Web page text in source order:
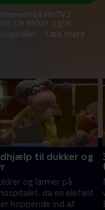
De elsker også
Læs mere
på Mit TV 2.
til dukker og
og larmer på
da en elefant
hoppende ind af